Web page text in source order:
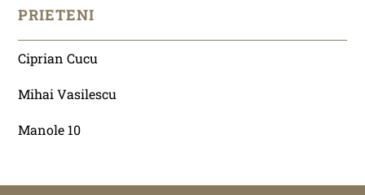
PRIETENI
Ciprian Cucu
Mihai Vasilescu
Manole 10